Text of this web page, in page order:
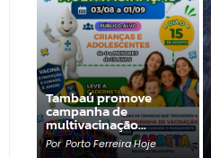
Tambaú promove
campanha de
multivacinação…
Por Porto Ferreira Hoje